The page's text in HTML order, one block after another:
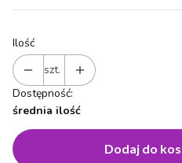
Ilość
szt.
Dostępność:
średnia ilość
Dodaj do